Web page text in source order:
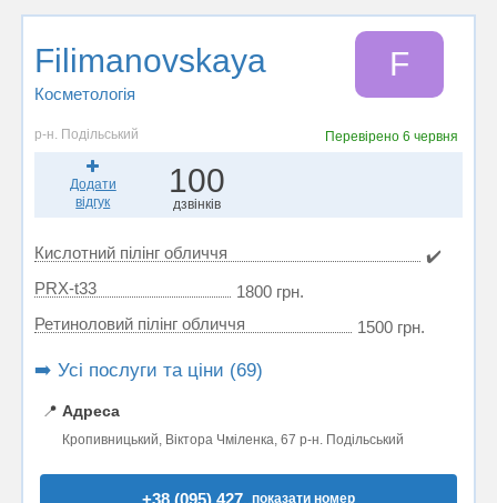
Filimanovskaya
Косметологія
F
р-н. Подільський Перевірено 6 червня
Додати
відгук
100
дзвінків
Кислотний пілінг обличчя
✔️
PRX-t33
1800 грн.
Ретиноловий пілінг обличчя
1500 грн.
➡️ Усі послуги та ціни (69)
📍 Адреса
Кропивницький, Віктора Чміленка, 67 р-н. Подільський
+38 (095) 427..показати номер